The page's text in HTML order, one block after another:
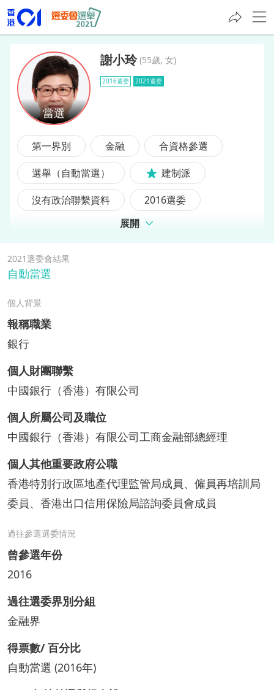
謝小玲
謝小玲 (55歲, 女)
2016選委 2021選委
第一界別 金融
合資格參選
選舉（自動當選）
建制派
沒有政治聯繫資料
2016選委
展開
2021選委會結果
自動當選
個人背景
報稱職業
銀行
個人財團聯繫
中國銀行（香港）有限公司
個人所屬公司及職位
中國銀行（香港）有限公司工商金融部總經理
個人其他重要政府公職
香港特別行政區地產代理監管局成員、僱員再培訓局
委員、香港出口信用保險局諮詢委員會成員
過往參選選委情況
曾參選年份
2016
過往選委界別分組
金融界
得票數/ 百分比
自動當選 (2016年)